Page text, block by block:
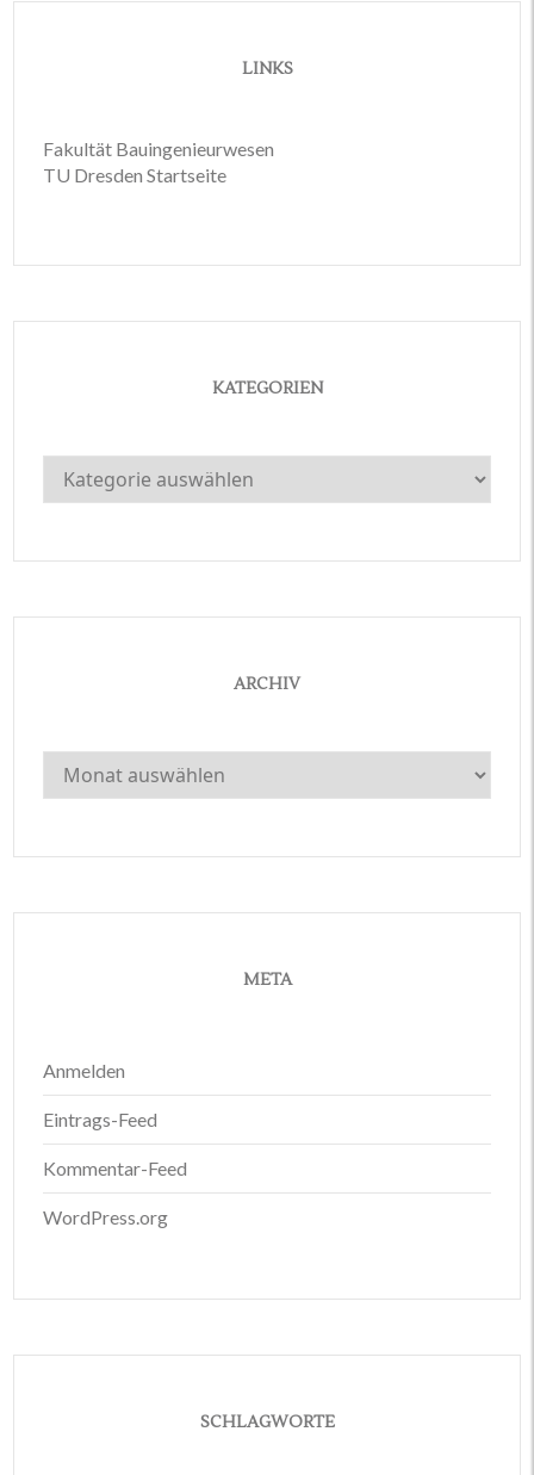
LINKS
Fakultät Bauingenieurwesen
TU Dresden Startseite
KATEGORIEN
Kategorien
ARCHIV
Archiv
META
Anmelden
Eintrags-Feed
Kommentar-Feed
WordPress.org
SCHLAGWORTE